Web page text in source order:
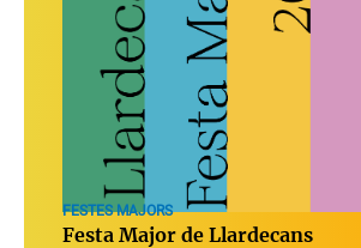
FESTES MAJORS
Festa Major de Llardecans